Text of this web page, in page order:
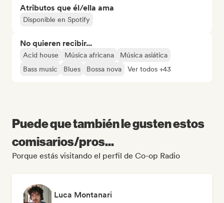
Atributos que él/ella ama
Disponible en Spotify
No quieren recibir...
Acid house Música africana
Música asiática
Bass music
Blues Bossa nova Ver todos +43
Puede que también le gusten estos
comisarios/pros...
Porque estás visitando el perfil de Co-op Radio
Luca Montanari